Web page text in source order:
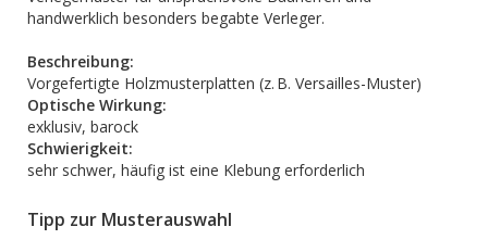
handwerklich besonders begabte Verleger.
Beschreibung:
Vorgefertigte Holzmusterplatten (z. B. Versailles-Muster)
Optische Wirkung:
exklusiv, barock
Schwierigkeit:
sehr schwer, häufig ist eine Klebung erforderlich
Tipp zur Musterauswahl